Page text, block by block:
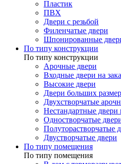
Пластик
ПВХ
Двери с резьбой
Филенчатые двери
Шпонированные
По типу конструкции
По типу конструкции
Арочные двери
Входные двери на
Высокие двери
Двери больших
Двухстворчатые
Нестандартные двери
Одностворчатые
Полуторастворчатые
Двустворчатые двери
По типу помещения
По типу помещения